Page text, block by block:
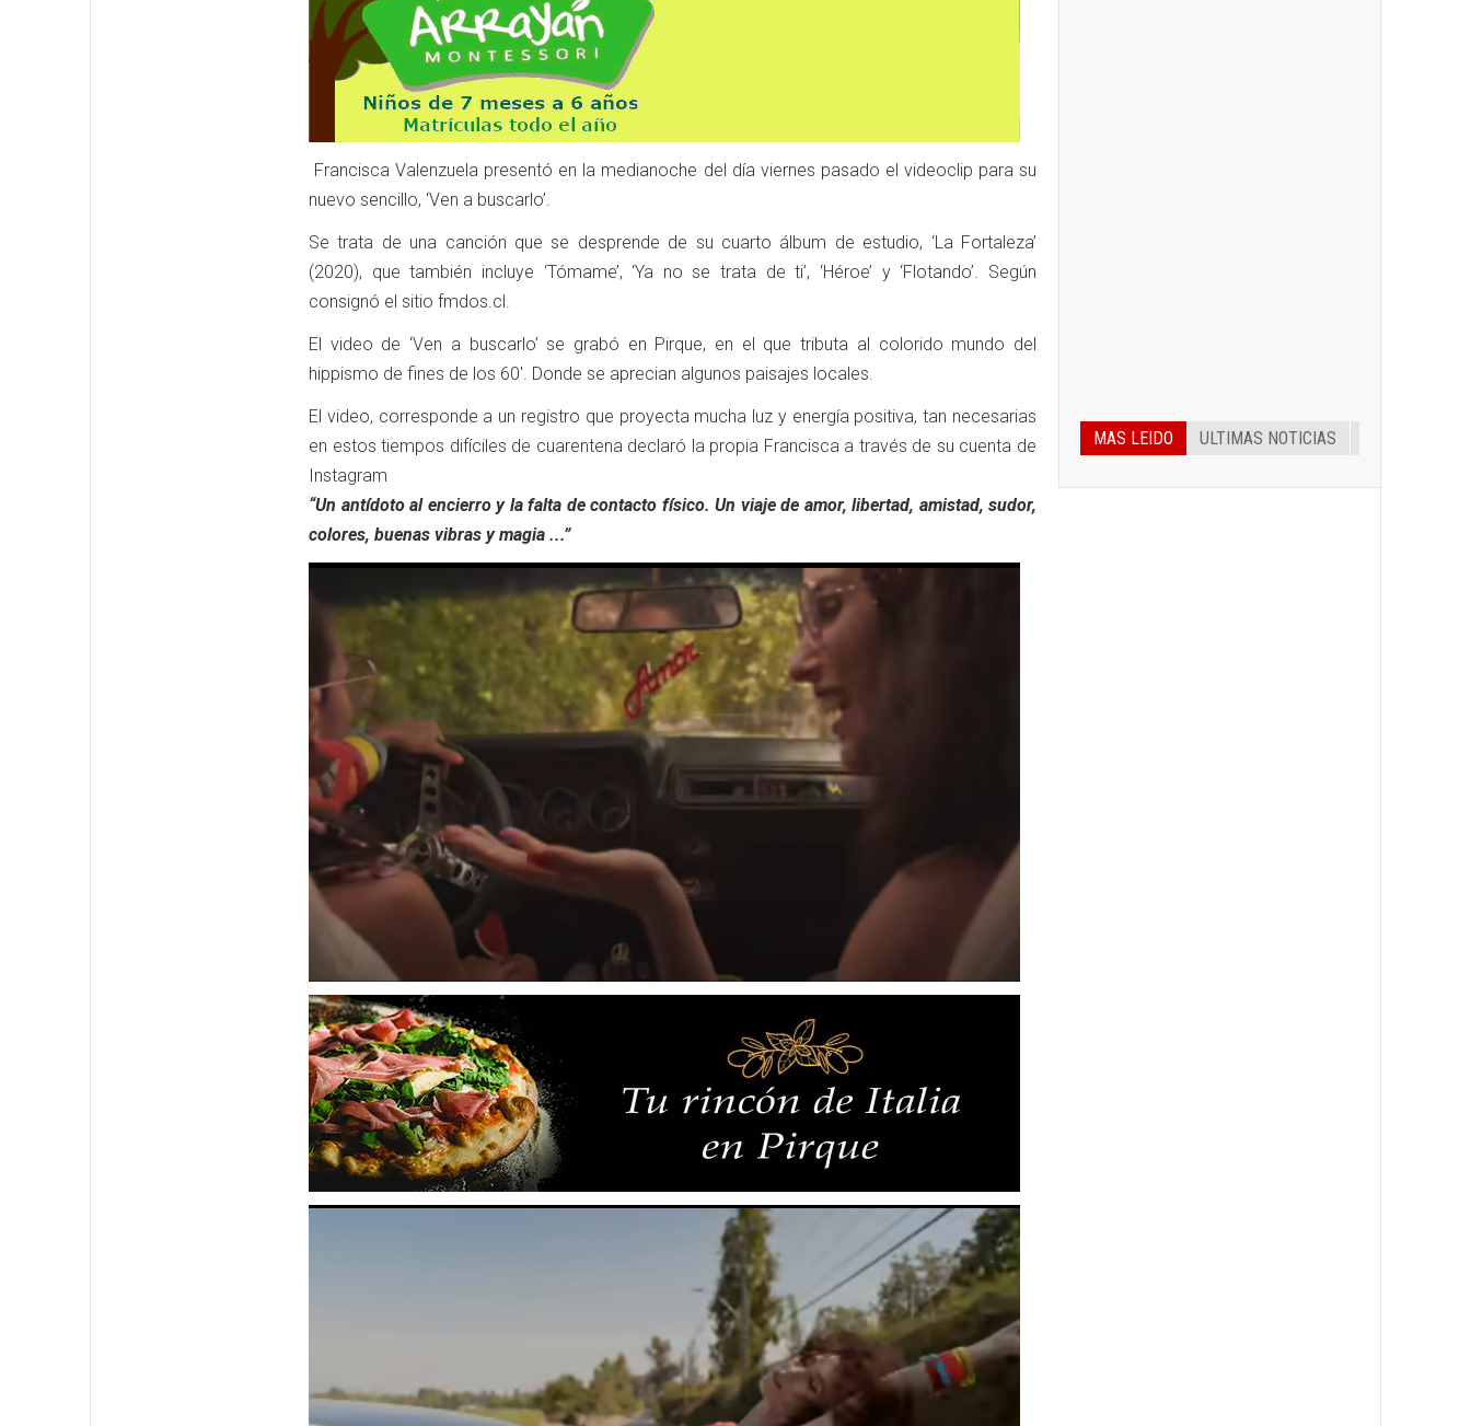
Francisca Valenzuela presentó en la medianoche del día viernes pasado el videoclip para su
nuevo sencillo, ‘Ven a buscarlo’.
Se trata de una canción que se desprende de su cuarto álbum de estudio, ‘La Fortaleza’
(2020), que también incluye ‘Tómame’, ‘Ya no se trata de ti’, ‘Héroe’ y ‘Flotando’. Según
consignó el sitio fmdos.cl.
El video de ‘Ven a buscarlo’ se grabó en Pirque, en el que tributa al colorido mundo del
hippismo de fines de los 60′. Donde se aprecian algunos paisajes locales.
El video, corresponde a un registro que proyecta mucha luz y energía positiva, tan necesarias
en estos tiempos difíciles de cuarentena declaró la propia Francisca a través de su cuenta de
Instagram
“Un antídoto al encierro y la falta de contacto físico. Un viaje de amor, libertad, amistad, sudor,
colores, buenas vibras y magia ...”
MAS LEIDO ULTIMAS NOTICIAS